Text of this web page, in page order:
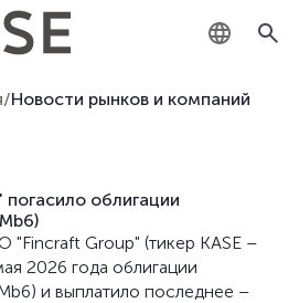
KZ
/Новости рынков и компаний
облигации
"Fincraft Group" (тикер KASE –
2026 года облигации
и выплатило последнее –